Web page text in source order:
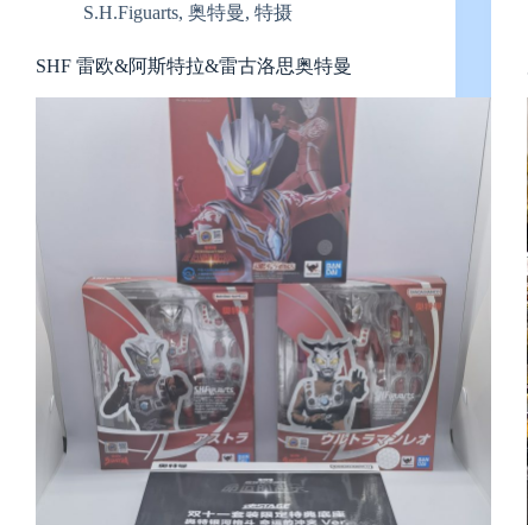
S.H.Figuarts, 奥特曼, 特摄
SHF 雷欧&阿斯特拉&雷古洛思奥特曼